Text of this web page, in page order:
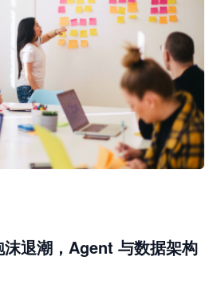
退潮，Agent 与数据架构